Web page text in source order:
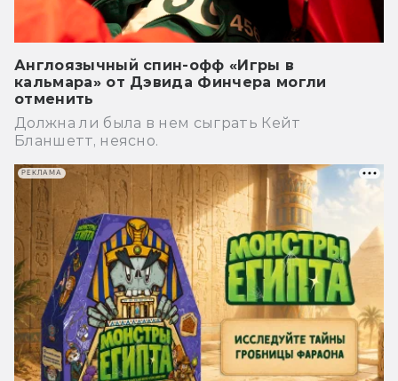
Англоязычный спин-офф «Игры в
кальмара» от Дэвида Финчера могли
отменить
Должна ли была в нем сыграть Кейт
Бланшетт, неясно.
РЕКЛАМА